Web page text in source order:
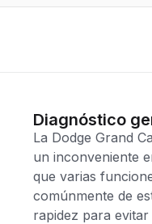
Diagnóstico
La Dodge Grand
un inconveniente
que varias
comúnmente de
rapidez para